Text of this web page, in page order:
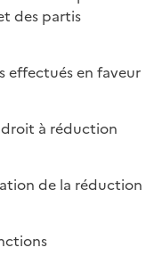
des partis
effectués en faveur
à réduction
de la réduction